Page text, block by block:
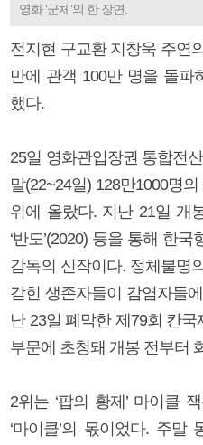
영화 ‘군체’의 한 장면.
전지현 구교환 지창욱 주연
만에 관객 100만 명을 돌파
했다.
25일 영화관입장권 통합전
말(22~24일) 128만1000명
위에 올랐다. 지난 21일 개
‘반도’(2020) 등을 통해 한
감독의 신작이다. 정체불명
갇힌 생존자들이 감염자들
난 23일 폐막한 제79회 칸국
부문에 초청돼 개봉 전부터
2위는 ‘팝의 황제’ 마이클
‘마이클’의 몫이었다. 주말